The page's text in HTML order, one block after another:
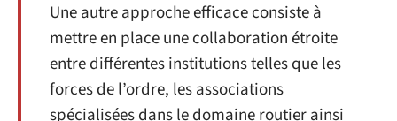
Une autre approche efficace consiste à
mettre en place une collaboration étroite
entre différentes institutions telles que les
forces de l’ordre, les associations
spécialisées dans le domaine routier ainsi